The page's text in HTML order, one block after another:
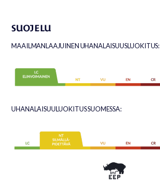
SUOJELU
MAAILMANLAAJUINEN UHANALAISUUSLUOKITUS:
UHANALAISUULUOKITUS SUOMESSA: